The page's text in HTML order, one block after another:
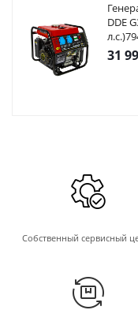
DDE
31
Собственный сервисный